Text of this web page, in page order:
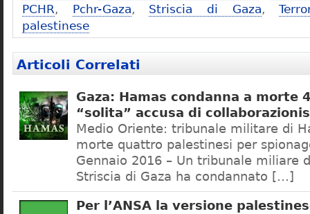
PCHR, Pchr-Gaza, Striscia di Gaza,
palestinese
Articoli Correlati
Gaza: Hamas condanna a morte
“solita” accusa di
Medio Oriente: tribunale militare di
morte quattro palestinesi per
Gennaio 2016 – Un tribunale miliare
Striscia di Gaza ha condannato […]
Per l’ANSA la versione